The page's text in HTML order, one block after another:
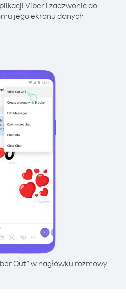
Viber i zadzwonić do
jego ekranu danych
Out” w nagłówku rozmowy